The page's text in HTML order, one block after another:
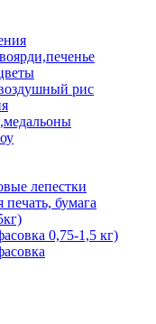
рис
лепестки
бумага
0,75-1,5 кг)